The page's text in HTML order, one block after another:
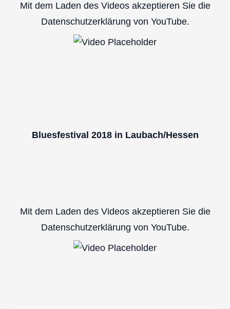
Mit dem Laden des Videos akzeptieren Sie die
Datenschutzerklärung von YouTube.
Bluesfestival 2018 in Laubach/Hessen
Mit dem Laden des Videos akzeptieren Sie die
Datenschutzerklärung von YouTube.